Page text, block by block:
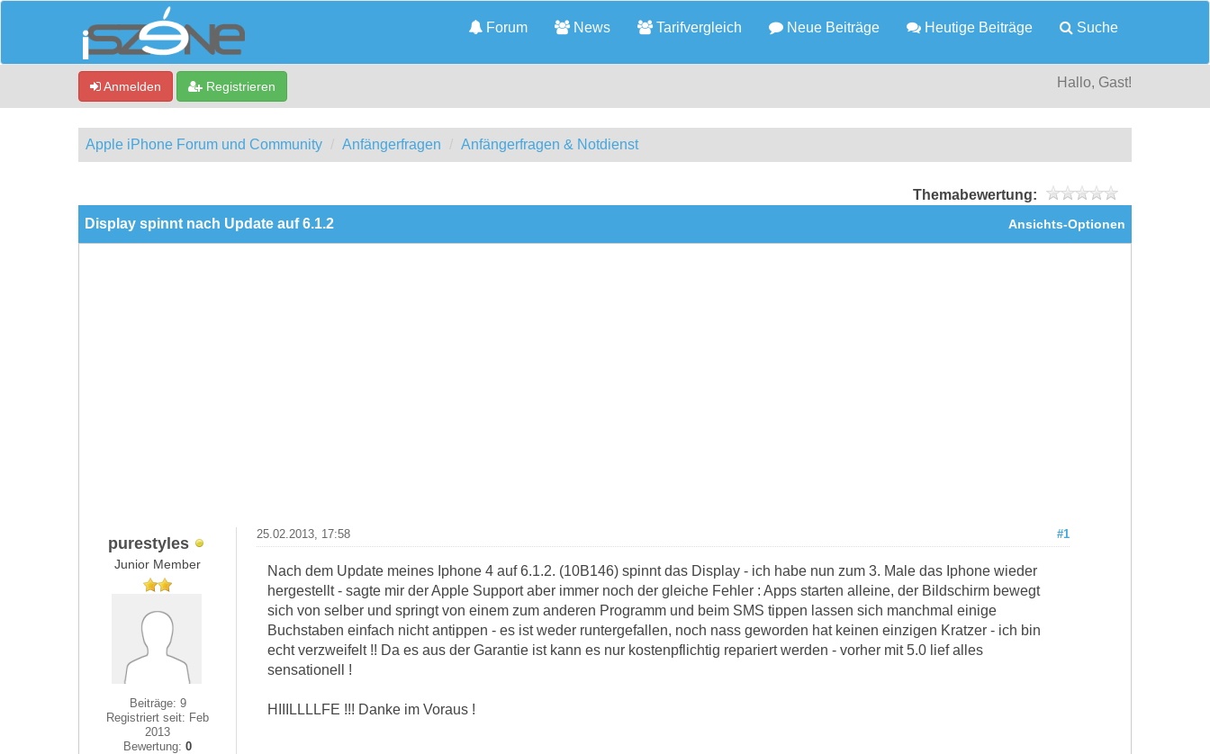
Forum News Tarifvergleich Neue Beiträge Heutige Beiträge Suche
Anmelden Registrieren Hallo, Gast!
Apple iPhone Forum und Community Anfängerfragen Anfängerfragen & Notdienst
Themabewertung:
Ansichts-Optionen
Display spinnt nach Update auf 6.1.2
purestyles
Junior Member
Beiträge: 9
Registriert seit: Feb
2013
Bewertung:0
#1
25.02.2013, 17:58
Nach dem Update meines Iphone 4 auf 6.1.2. (10B146) spinnt das Display - ich habe nun zum 3. Male das Iphone wieder
hergestellt - sagte mir der Apple Support aber immer noch der gleiche Fehler : Apps starten alleine, der Bildschirm bewegt
sich von selber und springt von einem zum anderen Programm und beim SMS tippen lassen sich manchmal einige
Buchstaben einfach nicht antippen - es ist weder runtergefallen, noch nass geworden hat keinen einzigen Kratzer - ich bin
echt verzweifelt !! Da es aus der Garantie ist kann es nur kostenpflichtig repariert werden - vorher mit 5.0 lief alles
sensationell !
HIIILLLLFE !!! Danke im Voraus !